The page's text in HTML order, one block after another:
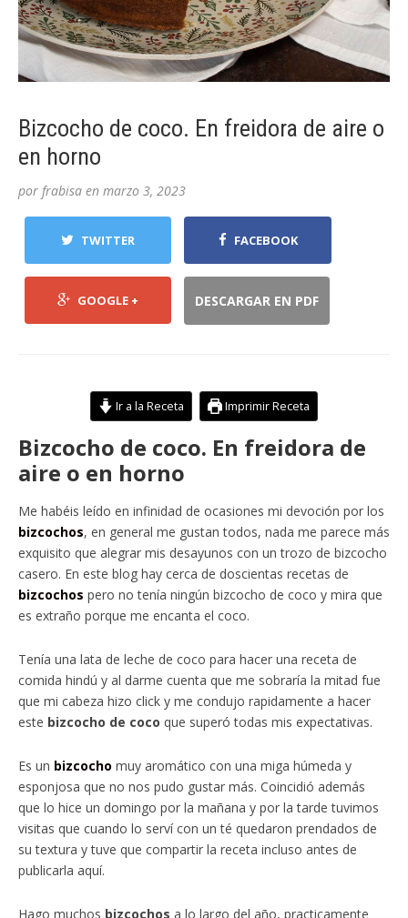
Bizcocho de coco. En freidora de aire o
en horno
por frabisa en marzo 3, 2023
TWITTER FACEBOOK
GOOGLE + DESCARGAR EN PDF
Ir a la Receta Imprimir Receta
Bizcocho de coco. En freidora de
aire o en horno
Me habéis leído en infinidad de ocasiones mi devoción por los
bizcochos, en general me gustan todos, nada me parece más
exquisito que alegrar mis desayunos con un trozo de bizcocho
casero. En este blog hay cerca de doscientas recetas de
bizcochos pero no tenía ningún bizcocho de coco y mira que
es extraño porque me encanta el coco.
Tenía una lata de leche de coco para hacer una receta de
comida hindú y al darme cuenta que me sobraría la mitad fue
que mi cabeza hizo click y me condujo rapidamente a hacer
este bizcocho de coco que superó todas mis expectativas.
Es un bizcocho muy aromático con una miga húmeda y
esponjosa que no nos pudo gustar más. Coincidió además
que lo hice un domingo por la mañana y por la tarde tuvimos
visitas que cuando lo serví con un té quedaron prendados de
su textura y tuve que compartir la receta incluso antes de
publicarla aquí.
Hago muchos bizcochos a lo largo del año, practicamente